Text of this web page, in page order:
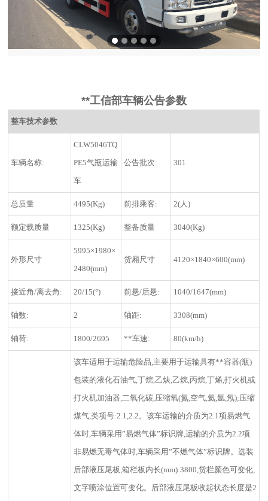
**工信部车辆公告参数
整车技术参数
车辆名称:
CLW5046TQ
PE5气瓶运输
车
公告批次: 301
总质量 4495(Kg) 前排乘客: 2(人)
额定载质量 1325(Kg) 整备质量 3040(Kg)
外形尺寸
5995×1980×
2480(mm)
货厢尺寸 4120×1840×600(mm)
接近角/离去角: 20/15(°) 前悬/后悬: 1040/1647(mm)
轴数: 2 轴距: 3308(mm)
轴荷: 1800/2695 **车速: 80(km/h)
该车适用于运输危险品,主要用于运输具有**容器(瓶)
包装的液化石油气,丁烷,乙炔,乙烷,丙烷,丁烯,打火机或
打火机加油器,二氧化碳,压缩氧(氮,空气,氦,氩,氖);压缩
煤气,类项号:2.1,2.2。该车运输的介质为2.1项易燃气
体时,车辆采用”易燃气体”标识牌,运输的介质为2.2项
非易燃无毒气体时,车辆采用”不燃气体”标识牌。选装
后部液压尾板,箱栏板内长(mm):3800,货栏颜色可变化,
文字喷涂位置可变化。后部液压尾板收起状态长度是2